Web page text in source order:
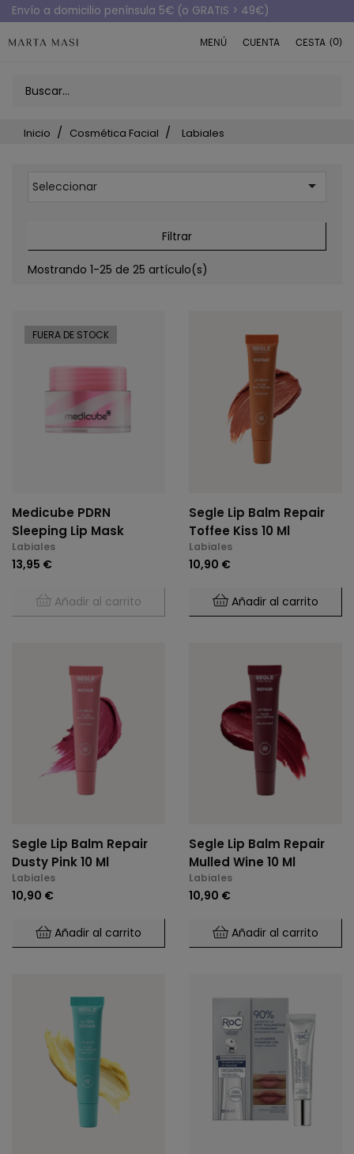
Envío a domicilio península 5€ (o GRATIS > 49€)
MENÚ CUENTA CESTA (0)
Inicio Cosmética Facial Labiales
Seleccionar 
Filtrar
Mostrando 1-25 de 25 artículo(s)
FUERA DE STOCK
Medicube PDRN
Sleeping Lip Mask
Labiales
13,95 €
Añadir al carrito
Segle Lip Balm Repair
Toffee Kiss 10 Ml
Labiales
10,90 €
Añadir al carrito
Segle Lip Balm Repair
Dusty Pink 10 Ml
Labiales
10,90 €
Añadir al carrito
Segle Lip Balm Repair
Mulled Wine 10 Ml
Labiales
10,90 €
Añadir al carrito